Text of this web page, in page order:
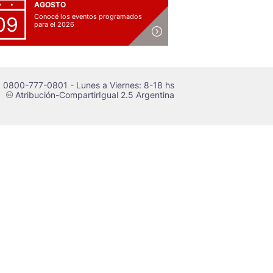
AGOSTO
Conocé los eventos programados
para el 2026
0800-777-0801 - Lunes a Viernes: 8-18 hs
cAtribución-CompartirIgual 2.5 Argentina